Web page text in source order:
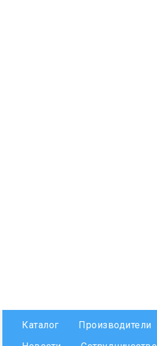
Каталог Производители